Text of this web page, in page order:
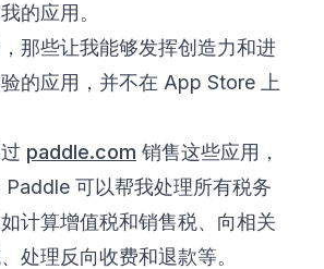
的应用。
那些让我能够发挥创造力和进
的应用，并不在 App Store 上
paddle.com 销售这些应用，
Paddle 可以帮我处理所有税务
计算增值税和销售税、向相关
处理反向收费和退款等。